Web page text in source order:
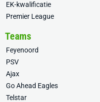
EK-kwalificatie
Premier League
Teams
Feyenoord
PSV
Ajax
Go Ahead Eagles
Telstar